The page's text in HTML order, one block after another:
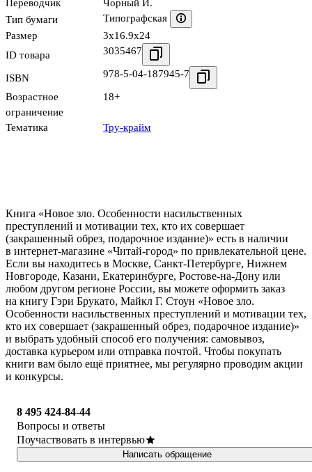
Переводчик
Чорный И.
Тип бумаги
Типографская
Размер
3x16.9x24
ID товара
3035467
ISBN 978-5-04-187945-7
Возрастное
ограничение
18+
Тематика Тру-крайм
Книга «Новое зло. Особенности насильственных
преступлений и мотивации тех, кто их совершает
(закрашенный обрез, подарочное издание)» есть в наличии
в интернет-магазине «Читай-город» по привлекательной цене.
Если вы находитесь в Москве, Санкт-Петербурге, Нижнем
Новгороде, Казани, Екатеринбурге, Ростове-на-Дону или
любом другом регионе России, вы можете оформить заказ
на книгу Гэри Брукато, Майкл Г. Стоун «Новое зло.
Особенности насильственных преступлений и мотивации тех,
кто их совершает (закрашенный обрез, подарочное издание)»
и выбрать удобный способ его получения: самовывоз,
доставка курьером или отправка почтой. Чтобы покупать
книги вам было ещё приятнее, мы регулярно проводим акции
и конкурсы.
8 495 424-84-44
Вопросы и ответы
Поучаствовать в интервью
Написать обращение